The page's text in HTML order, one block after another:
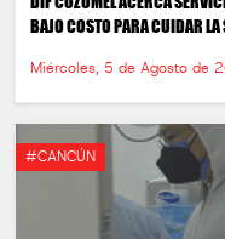
BAJO COSTO PARA CUIDAR LA
Miércoles, 5 de Agosto de
#CANCÚN